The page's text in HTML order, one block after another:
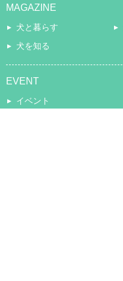
MAGAZINE
犬と暮らす
犬を知る
EVENT
イベント